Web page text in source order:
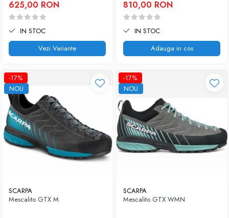
625,00 RON
IN STOC
Vezi Variante
810,00 RON
IN STOC
Adauga in cos
-17%
NOU
SCARPA
Mescalito GTX M
-17%
NOU
SCARPA
Mescalito GTX WMN